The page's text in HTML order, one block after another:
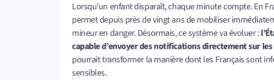
Lorsqu’un enfant disparaît, chaque minute compte. En
permet depuis près de vingt ans de mobiliser
mineur en danger. Désormais, ce système va évoluer :
capable d’envoyer des notifications directement sur
pourrait transformer la manière dont les Français sont
sensibles.